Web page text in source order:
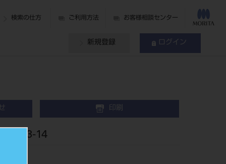
検索の仕方 ご利用方法 お客様相談センター
新規登録 ログイン
印刷
#G13-14